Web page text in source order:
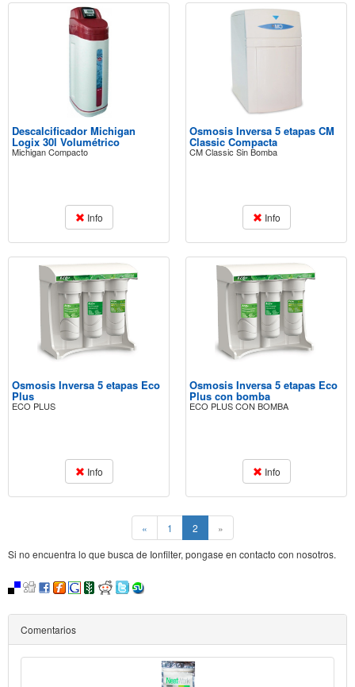
Descalcificador Michigan
Logix 30l Volumétrico
Michigan Compacto
Info
Osmosis Inversa 5 etapas CM
Classic Compacta
CM Classic Sin Bomba
Info
Osmosis Inversa 5 etapas Eco
Plus
ECO PLUS
Info
Osmosis Inversa 5 etapas Eco
Plus con bomba
ECO PLUS CON BOMBA
Info
« 1 2(current)
»
Si no encuentra lo que busca de Ionfilter, pongase en contacto con nosotros.
Comentarios